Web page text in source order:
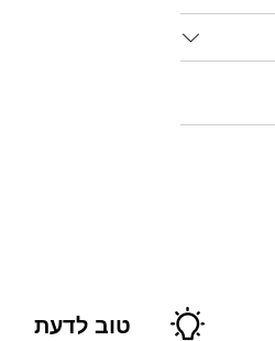
טוב לדעת